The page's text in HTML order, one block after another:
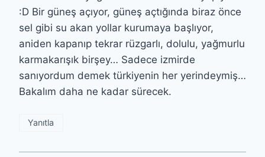
:D Bir güneş açıyor, güneş açtığında biraz önce
sel gibi su akan yollar kurumaya başlıyor,
aniden kapanıp tekrar rüzgarlı, dolulu, yağmurlu
karmakarışık birşey… Sadece izmirde
sanıyordum demek türkiyenin her yerindeymiş…
Bakalım daha ne kadar sürecek.
Yanıtla